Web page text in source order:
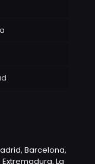
Barcelona,
La